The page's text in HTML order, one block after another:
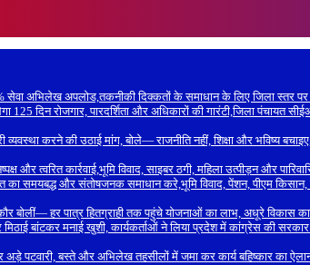
अभिलेख अपलोड,तकनीकी दिक्कतों के समाधान के लिए जिला स्तर
125 दिन रोजगार, पारदर्शिता और अधिकारों की गारंटी,जिला
व्यवस्था करने की उठाई मांग, बोले— राजनीति नहीं, शिक्षा और
और त्वरित कार्रवाई,भूमि विवाद, साइबर ठगी, महिला उत्पीड़न और
और संतोषजनक समाधान करे,भूमि विवाद, पेंशन, पीएम किसान,
बोलीं— हर पात्र हितग्राही तक पहुंचे योजनाओं का लाभ, अधूरे विकास
बांटकर मनाई खुशी, कार्यकर्ताओं ने लिया प्रदेश में कांग्रेस की
पटवारी, बस्ते और अभिलेख तहसीलों में जमा कर कार्य बहिष्कार का